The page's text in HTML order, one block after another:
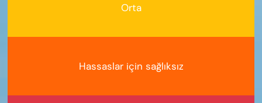
Orta
Hassaslar için sağlıksız